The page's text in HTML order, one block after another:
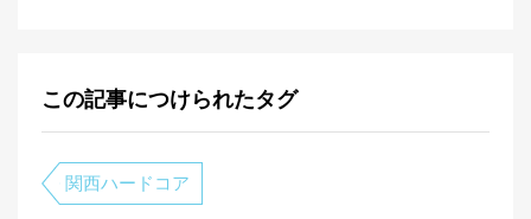
この記事につけられたタグ
関西ハードコア